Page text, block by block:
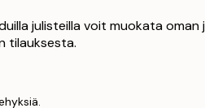
julisteilla voit muokata oman
tilauksesta.